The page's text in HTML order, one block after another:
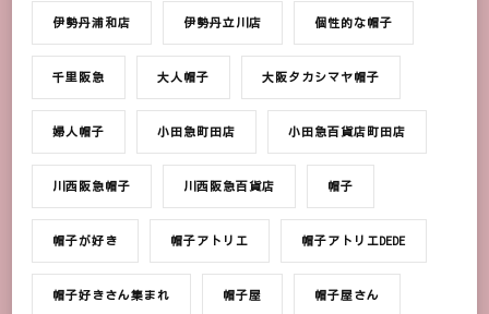
伊勢丹浦和店 伊勢丹立川店 個性的な帽子
千里阪急 大人帽子 大阪タカシマヤ帽子
婦人帽子 小田急町田店 小田急百貨店町田店
川西阪急帽子 川西阪急百貨店 帽子
帽子が好き 帽子アトリエ 帽子アトリエDEDE
帽子好きさん集まれ 帽子屋 帽子屋さん